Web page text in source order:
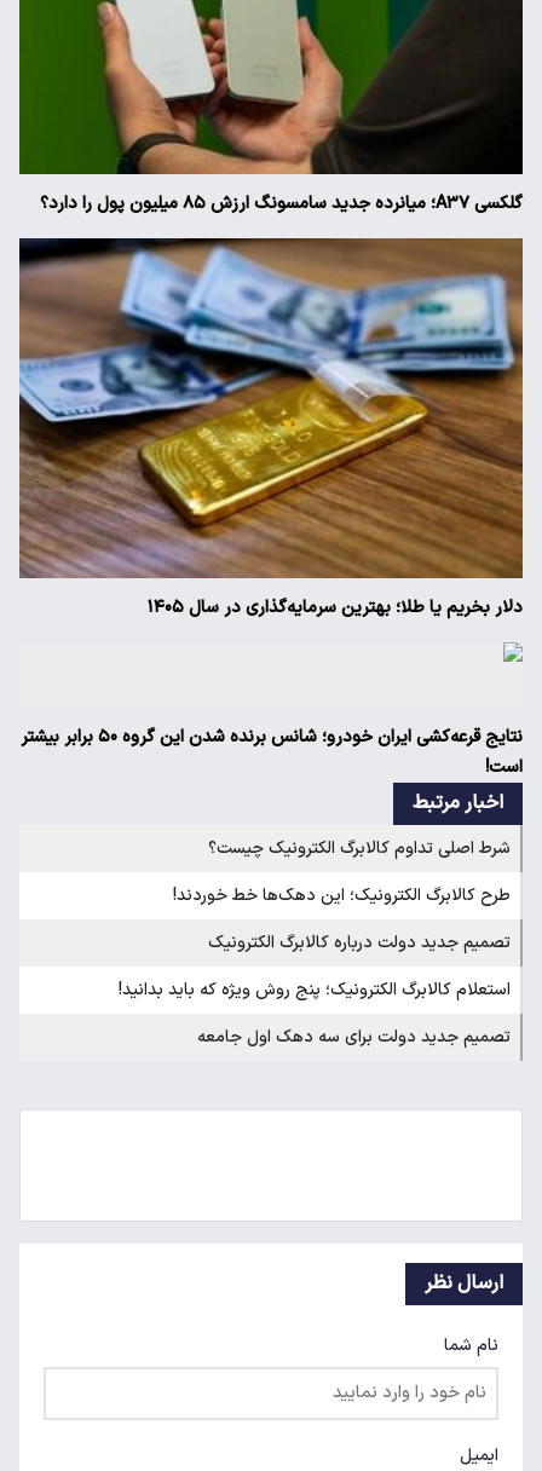
گلکسی A۳۷؛ میانرده جدید سامسونگ ارزش ۸۵ میلیون پول را دارد؟
دلار بخریم یا طلا؛ بهترین سرمایه‌گذاری در سال ۱۴۰۵
نتایج قرعه‌کشی ایران خودرو؛ شانس برنده شدن این گروه ۵۰ برابر بیشتر
است!
اخبار مرتبط
شرط اصلی تداوم کالابرگ الکترونیک چیست؟
طرح کالابرگ الکترونیک؛ این دهک‌ها خط خوردند!
تصمیم جدید دولت درباره کالابرگ الکترونیک
استعلام کالابرگ الکترونیک؛ پنج روش ویژه که باید بدانید!
تصمیم جدید دولت برای سه دهک اول جامعه
ارسال نظر
نام شما
ایمیل